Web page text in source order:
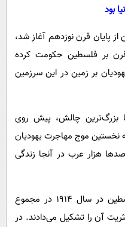
بود
پایان قرن نوزدهم آغاز شد،
بر فلسطین حکومت کرده
بر زمین در این سرزمین
بزرگ‌ترین چالش، پیش روی
نخستین موج مهاجرت یهودیان
هزار عرب در آنجا زندگی
برآوردها نشان می‌دهد جمعیت فلسطین در سال ۱۹۱۴ در مجموع
اکثریت آن را تشکیل می‌دادند. در